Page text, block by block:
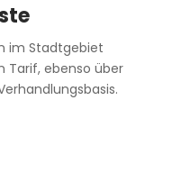
im Stadtgebiet
Tarif, ebenso über